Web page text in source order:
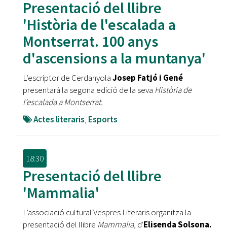
Presentació del llibre
'Història de l'escalada a
Montserrat. 100 anys
d'ascensions a la muntanya'
L’escriptor de CerdanyolaJosep Fatjó i Gené
presentarà la segona edició de la seva Història de
l’escalada a Montserrat.
Actes literaris, Esports
18:30
Presentació del llibre
'Mammalia'
L’associació cultural Vespres Literaris organitza la
presentació del llibre Mammalia, d'Elisenda Solsona.